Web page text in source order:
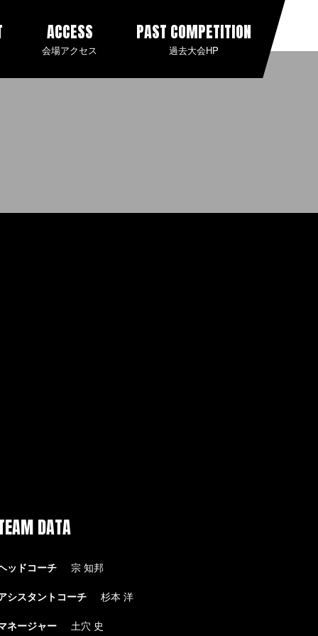
ACCESS
会場アクセス
PAST COMPETITION
過去大会HP
DATA
ッドコーチ 宗 知邦
シスタントコーチ 杉本 洋
ネージャー 土穴 史